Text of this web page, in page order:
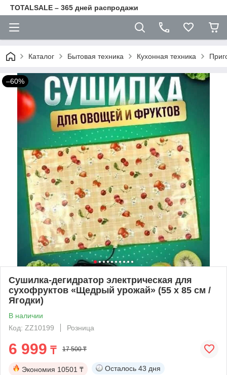
TOTALSALE – 365 дней распродажи
Каталог Бытовая техника Кухонная техника
–60%
Сушилка-дегидратор электрическая для
сухофруктов «Щедрый урожай» (55 х 85 см /
Ягодки)
В наличии
Код: ZZ10199
Розница
6 999 ₸ 17 500 ₸
Экономия 10501 ₸ Осталось 43 дня